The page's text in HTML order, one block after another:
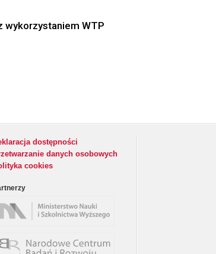
wykorzystaniem WTP
dostępności
danych osobowych
cookies